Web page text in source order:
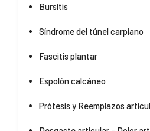
Bursitis
Síndrome del túnel carpiano
Fascitis plantar
Espolón calcáneo
Prótesis y Reemplazos